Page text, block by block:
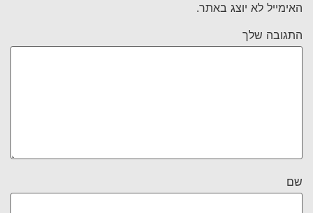
האימייל לא יוצג באתר.
התגובה שלך
שם